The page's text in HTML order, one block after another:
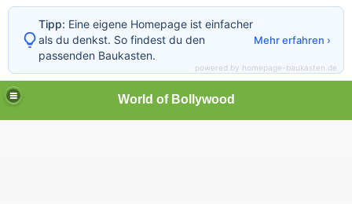
World of Bollywood
Tipp: Eine eigene Homepage ist einfacher
als du denkst. So findest du den
passenden Baukasten.
Mehr erfahren ›
powered by homepage-baukasten.de